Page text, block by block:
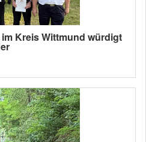
Kreis Wittmund würdigt